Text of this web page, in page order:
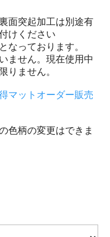
面突起加工は別途有
けください
なっております。
ません。現在使用中
りません。
マットオーダー販売
色柄の変更はできま